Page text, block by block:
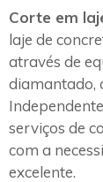
Corte em
laje de
através de
diamantado,
serviços de
com a
excelente.